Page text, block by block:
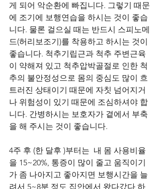
게 되어 악순환에 빠집니다. 그렇기 때문
에 조기에 보행연습을 하시는 것이 좋습
니다. 물론 걸으실 때는 반드시 스피노메
드(허리보조기)를 착용하고 하시는 것이
좋습니다. 척추기립근과 척추 주변근육
이 약해져 있고 척추압박골절로 인한 척
추의 불안정성으로 몸의 중심도 많이 흐
트러진 상태이기 때문에 자칫 넘어지거
나 위험성이 있기 때문에 조심하셔야 합
니다. 간병하시는 보호자가 곁에서 부축
을 해 주시는 것이 좋습니다.
4주 후 (한 달후 )부터는  내 몸 사용비율
을 15~20%, 통증이 많이 줄고 움직이기
가 좀 나아지고 좋아지면 보행시간을 늘
려서 5~8분 정도 집안에서 왔다갔다 하